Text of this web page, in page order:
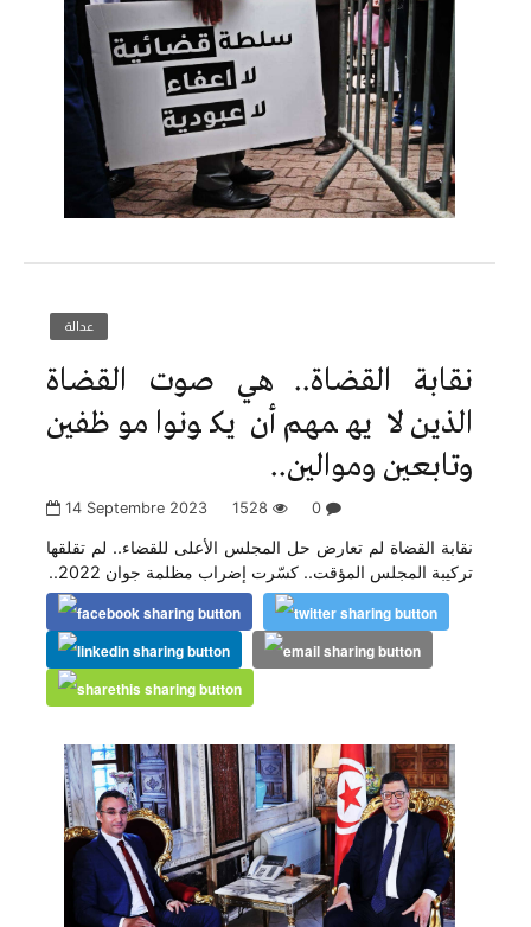
عدالة
نقابة القضاة.. هي صوت القضاة
الذين لا يهمهم أن يكونوا موظفين
وتابعين وموالين..
14 Septembre 2023 1528 0
نقابة القضاة لم تعارض حل المجلس الأعلى للقضاء.. لم تقلقها
تركيبة المجلس المؤقت.. كسّرت إضراب مظلمة جوان 2022..